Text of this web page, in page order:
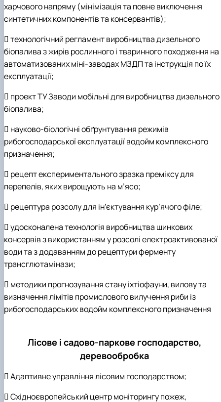
харчового напряму (мінімізація та повне виключення
синтетичних компонентів та консервантів);
 технологічний регламент виробництва дизельного
біопалива з жирів рослинного і тваринного походження на
автоматизованих міні-заводах МЗДП та інструкція по їх
експлуатації;
 проект ТУ Заводи мобільні для виробництва дизельного
біопалива;
 науково-біологічні обґрунтування режимів
рибогосподарської експлуатації водойм комплексного
призначення;
 рецепт експериментального зразка преміксу для
перепелів, яких вирощують на м’ясо;
 рецептура розсолу для ін’єктування кур’ячого філе;
 удосконалена технологія виробництва шинкових
консервів з використанням у розсолі електроактивованої
води та з додаванням до рецептури ферменту
трансглютамінази;
 методики прогнозування стану іхтіофауни, вилову та
визначення лімітів промислового вилучення риби із
рибогосподарських водойм комплексного призначення
Лісове і садово-паркове господарство,
деревообробка
 Адаптивне управління лісовим господарством;
 Східноєвропейський центр моніторингу пожеж,